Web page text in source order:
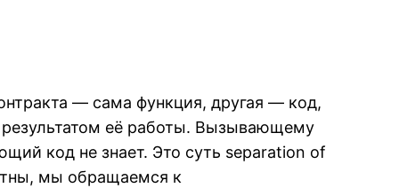
— сама функция, другая — код,
её работы. Вызывающему
код не знает. Это суть separation of
мы обращаемся к